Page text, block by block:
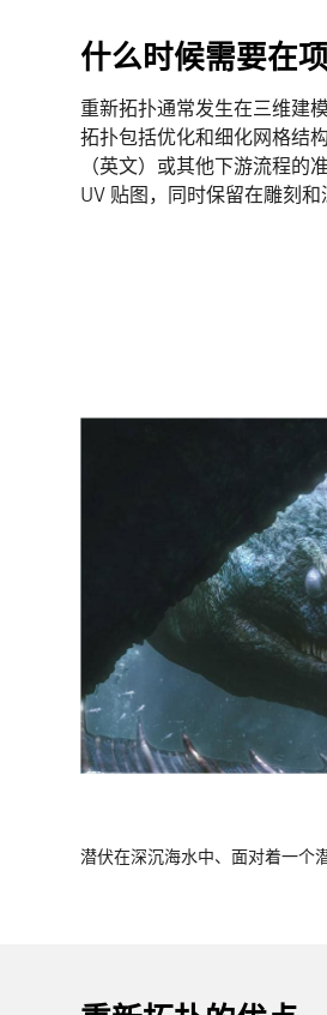
什么时候需要在
重新拓扑通常发生在三维建
拓扑包括优化和细化网格结
（英文）或其他下游流程
UV 贴图，同时保留在雕刻
潜伏在深沉海水中、面对着一个